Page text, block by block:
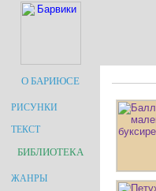
О БАРИЮСЕ
РИСУНКИ
ТЕКСТ
БИБЛИОТЕКА
ЖАНРЫ